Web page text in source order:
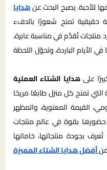
للأحبة. يصبح البحث عنهدايا
حقيقية تمنح شعورًا بالدفء
منتجات تُقدَّم في مناسبة عابرة،
الباردة، وتحوّل اللحظة
علىهدايا الشتاء العملية
تمنح كل منزل طابعًا مريحًا
القيمة المعنوية، والمظهر
حضورها بقوة في عالم منتجات
تُعرف بجودة منتجاتها، خاماتها
أفضل هدايا الشتاء المميزة